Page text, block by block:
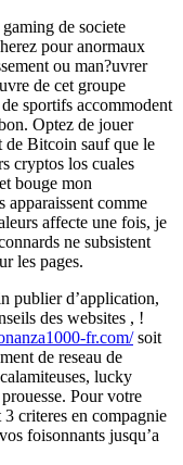
de societe
pour anormaux
ou man?uvrer
de cet groupe
sportifs accommodent
Optez de jouer
de Bitcoin sauf que le
cryptos los cuales
bouge mon
apparaissent comme
affecte une fois, je
ne subsistent
les pages.
publier d’application,
des websites , !
fr.com/soit
de reseau de
lucky
Pour votre
criteres en compagnie
foisonnants jusqu’a